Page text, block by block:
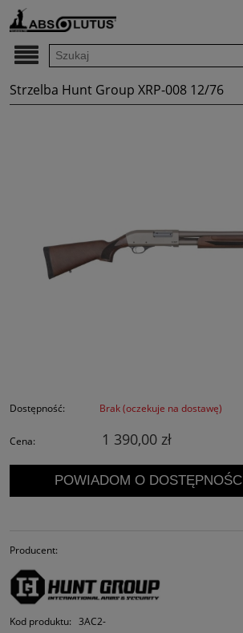
Strzelba Hunt Group XRP-008 12/76
Dostępność: Brak (oczekuje na dostawę)
Cena: 1 390,00 zł
POWIADOM O DOSTĘPNOŚCI
Producent:
Kod produktu: 3AC2-